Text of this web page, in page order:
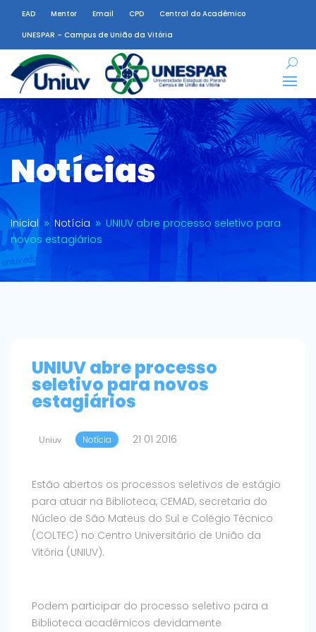
EAD Mentor Email CPD
Central do Acadêmico
UNESPAR – Campus de União da Vitória
Notícias
Inicial 9 Notícia 9 UNIUV abre processo seletivo para
novos estagiários
UNIUV abre processo
seletivo para novos
estagiários
Uniuv Notícia 21 01 2016
Estão abertos os processos seletivos de estágio
para atuar na Biblioteca, CEMAD, secretaria do
Núcleo de São Mateus do Sul e Colégio Técnico
(COLTEC) no Centro Universitário de União da
Vitória (UNIUV).
Podem participar do processo seletivo para a
Biblioteca acadêmicos devidamente